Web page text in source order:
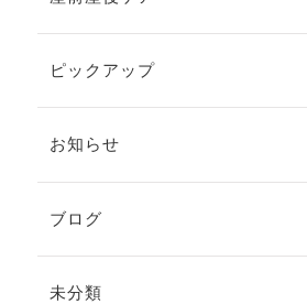
ピックアップ
お知らせ
ブログ
未分類